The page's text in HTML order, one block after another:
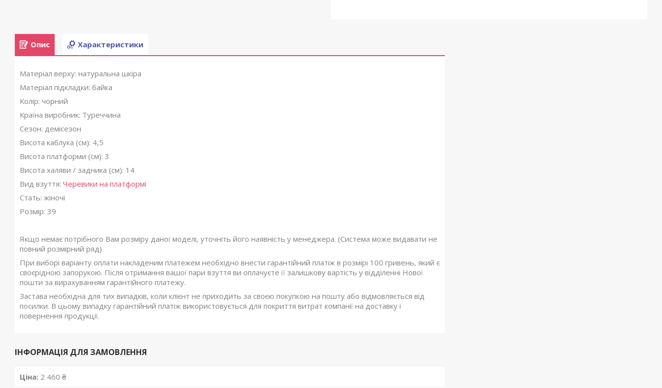
Опис Характеристики
Матеріал верху: натуральна шкіра
Матеріал підкладки: байка
Колір: чорний
Країна виробник: Туреччина
Сезон: демісезон
Висота каблука (см): 4,5
Висота платформи (см): 3
Висота халяви / задника (см): 14
Вид взуття: Черевики на платформі
Стать: жіночі
Розмір: 39
Якщо немає потрібного Вам розміру даної моделі, уточніть його наявність у менеджера. (Система може видавати не
повний розмірний ряд)
При виборі варіанту оплати накладеним платежем необхідно внести гарантійний платіж в розмірі 100 гривень, який є
своєрідною запорукою. Після отримання вашої пари взуття ви оплачуєте її залишкову вартість у відділенні Нової
пошти за вирахуванням гарантійного платежу.
Застава необхідна для тих випадків, коли клієнт не приходить за своєю покупкою на пошту або відмовляється від
посилки. В цьому випадку гарантійний платіж використовується для покриття витрат компанії на доставку і
повернення продукції.
ІНФОРМАЦІЯ ДЛЯ ЗАМОВЛЕННЯ
Ціна: 2 460 ₴